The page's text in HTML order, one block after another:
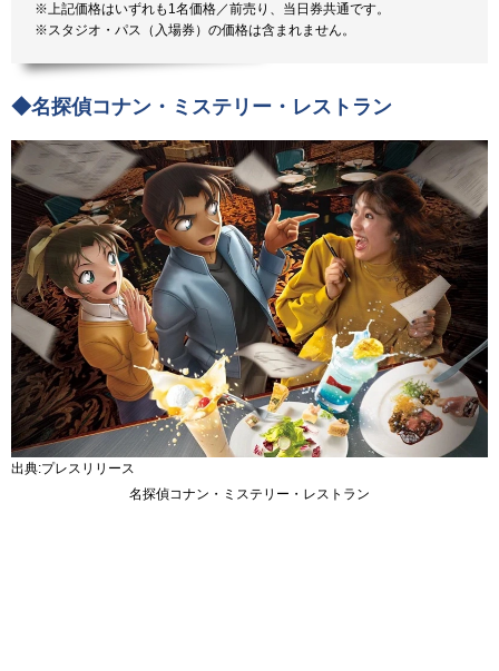
※上記価格はいずれも1名価格／前売り、当日券共通です。
※スタジオ・パス（入場券）の価格は含まれません。
◆名探偵コナン・ミステリー・レストラン
出典:プレスリリース
名探偵コナン・ミステリー・レストラン